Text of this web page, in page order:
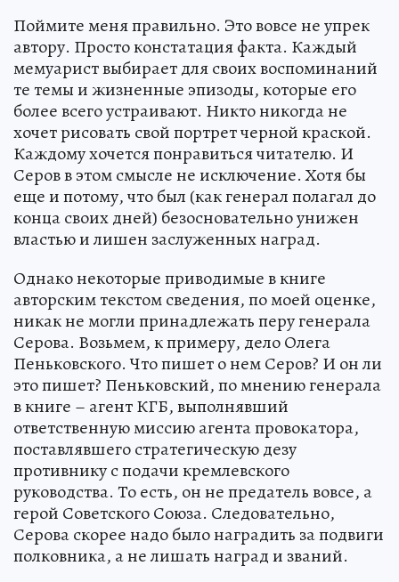
Поймите меня правильно. Это вовсе не упрек
автору. Просто констатация факта. Каждый
мемуарист выбирает для своих воспоминаний
те темы и жизненные эпизоды, которые его
более всего устраивают. Никто никогда не
хочет рисовать свой портрет черной краской.
Каждому хочется понравиться читателю. И
Серов в этом смысле не исключение. Хотя бы
еще и потому, что был (как генерал полагал до
конца своих дней) безосновательно унижен
властью и лишен заслуженных наград.
Однако некоторые приводимые в книге
авторским текстом сведения, по моей оценке,
никак не могли принадлежать перу генерала
Серова. Возьмем, к примеру, дело Олега
Пеньковского. Что пишет о нем Серов? И он ли
это пишет? Пеньковский, по мнению генерала
в книге – агент КГБ, выполнявший
ответственную миссию агента провокатора,
поставлявшего стратегическую дезу
противнику с подачи кремлевского
руководства. То есть, он не предатель вовсе, а
герой Советского Союза. Следовательно,
Серова скорее надо было наградить за подвиги
полковника, а не лишать наград и званий.